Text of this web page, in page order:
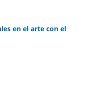
en el arte con el